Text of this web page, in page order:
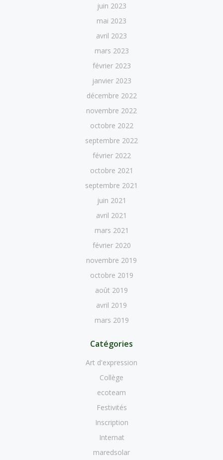
juin 2023
mai 2023
avril 2023
mars 2023
février 2023
janvier 2023
décembre 2022
novembre 2022
octobre 2022
septembre 2022
février 2022
octobre 2021
septembre 2021
juin 2021
avril 2021
mars 2021
février 2020
novembre 2019
octobre 2019
août 2019
avril 2019
mars 2019
Catégories
Art d'expression
Collège
ecoteam
Festivités
Inscription
Internat
maredsolar